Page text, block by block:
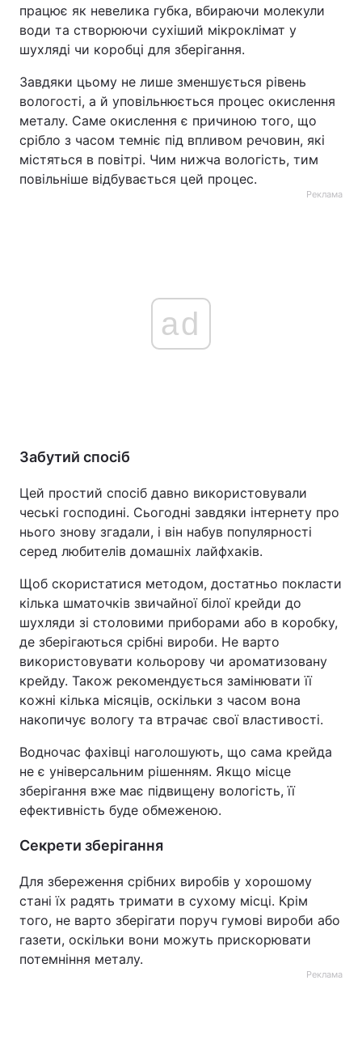
працює як невелика губка, вбираючи молекули
води та створюючи сухіший мікроклімат у
шухляді чи коробці для зберігання.
Завдяки цьому не лише зменшується рівень
вологості, а й уповільнюється процес окислення
металу. Саме окислення є причиною того, що
срібло з часом темніє під впливом речовин, які
містяться в повітрі. Чим нижча вологість, тим
повільніше відбувається цей процес.
Реклама
ad
Забутий спосіб
Цей простий спосіб давно використовували
чеські господині. Сьогодні завдяки інтернету про
нього знову згадали, і він набув популярності
серед любителів домашніх лайфхаків.
Щоб скористатися методом, достатньо покласти
кілька шматочків звичайної білої крейди до
шухляди зі столовими приборами або в коробку,
де зберігаються срібні вироби. Не варто
використовувати кольорову чи ароматизовану
крейду. Також рекомендується замінювати її
кожні кілька місяців, оскільки з часом вона
накопичує вологу та втрачає свої властивості.
Водночас фахівці наголошують, що сама крейда
не є універсальним рішенням. Якщо місце
зберігання вже має підвищену вологість, її
ефективність буде обмеженою.
Секрети зберігання
Для збереження срібних виробів у хорошому
стані їх радять тримати в сухому місці. Крім
того, не варто зберігати поруч гумові вироби або
газети, оскільки вони можуть прискорювати
потемніння металу.
Реклама